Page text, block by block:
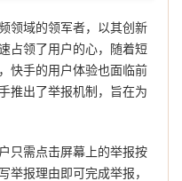
领域的领军者，以其创新
占领了用户的心，随着短
快手的用户体验也面临前
推出了举报机制，旨在为
只需点击屏幕上的举报按
举报理由即可完成举报，